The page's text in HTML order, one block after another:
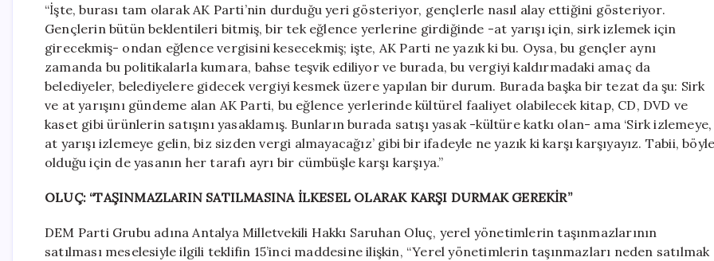
“İşte, burası tam olarak AK Parti’nin durduğu yeri gösteriyor, gençlerle nasıl alay ettiğini gösteriyor.
Gençlerin bütün beklentileri bitmiş, bir tek eğlence yerlerine girdiğinde -at yarışı için, sirk izlemek için
girecekmiş- ondan eğlence vergisini kesecekmiş; işte, AK Parti ne yazık ki bu. Oysa, bu gençler aynı
zamanda bu politikalarla kumara, bahse teşvik ediliyor ve burada, bu vergiyi kaldırmadaki amaç da
belediyeler, belediyelere gidecek vergiyi kesmek üzere yapılan bir durum. Burada başka bir tezat da şu: Sirk
ve at yarışını gündeme alan AK Parti, bu eğlence yerlerinde kültürel faaliyet olabilecek kitap, CD, DVD ve
kaset gibi ürünlerin satışını yasaklamış. Bunların burada satışı yasak -kültüre katkı olan- ama ‘Sirk izlemeye,
at yarışı izlemeye gelin, biz sizden vergi almayacağız’ gibi bir ifadeyle ne yazık ki karşı karşıyayız. Tabii,
olduğu için de yasanın her tarafı ayrı bir cümbüşle karşı karşıya.”
OLUÇ: “TAŞINMAZLARIN SATILMASINA İLKESEL OLARAK KARŞI DURMAK GEREKİR”
DEM Parti Grubu adına Antalya Milletvekili Hakkı Saruhan Oluç, yerel yönetimlerin taşınmazlarının
satılması meselesiyle ilgili teklifin 15’inci maddesine ilişkin, “Yerel yönetimlerin taşınmazları neden satılmak